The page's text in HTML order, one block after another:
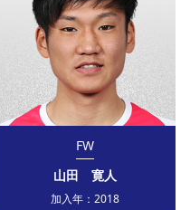
FW
山田 寛人
加入年： 2018